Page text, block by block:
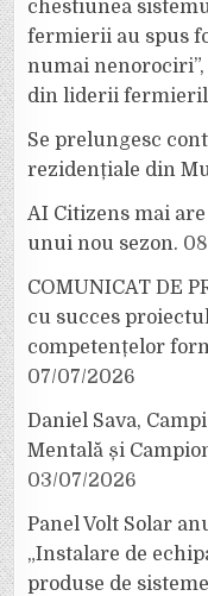
chestiunea
fermierii au spus
numai
din liderii
Se prelungesc
rezidențiale din
AI Citizens mai
unui nou sezon.
COMUNICAT DE
cu succes
competențelor
07/07/2026
Daniel Sava,
Mentală și
03/07/2026
Panel Volt Solar
„Instalare de
produse de